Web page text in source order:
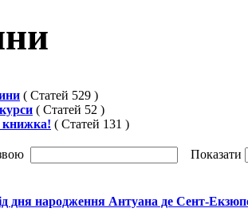
( Статей 529 )
( Статей 52 )
книжка! ( Статей 131 )
Показати
дня народження Антуана де Сент-